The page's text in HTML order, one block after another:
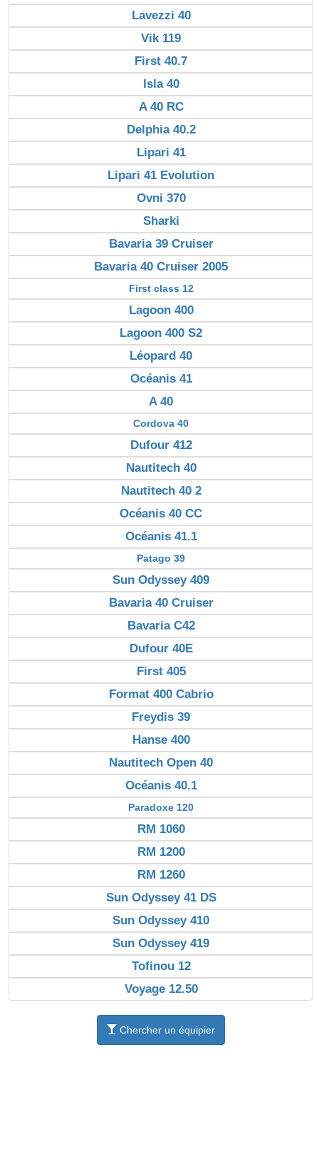
Lavezzi 40
Vik 119
First 40.7
Isla 40
A 40 RC
Delphia 40.2
Lipari 41
Lipari 41 Evolution
Ovni 370
Sharki
Bavaria 39 Cruiser
Bavaria 40 Cruiser 2005
First class 12
Lagoon 400
Lagoon 400 S2
Léopard 40
Océanis 41
A 40
Cordova 40
Dufour 412
Nautitech 40
Nautitech 40 2
Océanis 40 CC
Océanis 41.1
Patago 39
Sun Odyssey 409
Bavaria 40 Cruiser
Bavaria C42
Dufour 40E
First 405
Format 400 Cabrio
Freydis 39
Hanse 400
Nautitech Open 40
Océanis 40.1
Paradoxe 120
RM 1060
RM 1200
RM 1260
Sun Odyssey 41 DS
Sun Odyssey 410
Sun Odyssey 419
Tofinou 12
Voyage 12.50
Chercher un équipier